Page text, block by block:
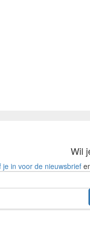
Wil
je in voor de nieuwsbrief